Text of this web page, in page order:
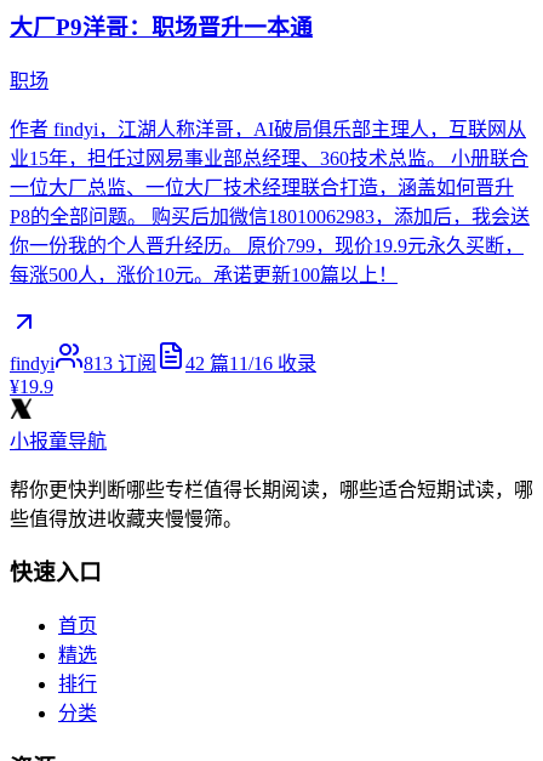
大厂P9洋哥：职场晋升一本通
职场
作者 findyi，江湖人称洋哥，AI破局俱乐部主理人，互联网从
业15年，担任过网易事业部总经理、360技术总监。 小册联合
一位大厂总监、一位大厂技术经理联合打造，涵盖如何晋升
P8的全部问题。 购买后加微信18010062983，添加后，我会送
你一份我的个人晋升经历。 原价799，现价19.9元永久买断，
每涨500人，涨价10元。承诺更新100篇以上！
findyi 813 订阅 42 篇11/16 收录
¥19.9
小报童导航
帮你更快判断哪些专栏值得长期阅读，哪些适合短期试读，哪
些值得放进收藏夹慢慢筛。
快速入口
首页
精选
排行
分类